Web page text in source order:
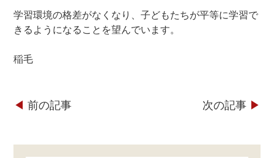
学習環境の格差がなくなり、子どもたちが平等に学習で
きるようになることを望んでいます。
稲毛
◀︎ 前の記事 次の記事 ▶︎